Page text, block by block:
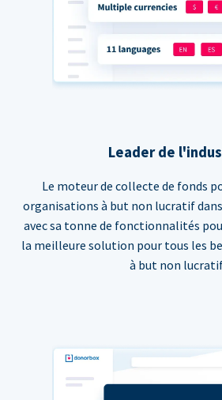
Leader de
Le moteur de collecte de fonds
organisations à but non lucratif
avec sa tonne de fonctionnalités
la meilleure solution pour tous les
à but non